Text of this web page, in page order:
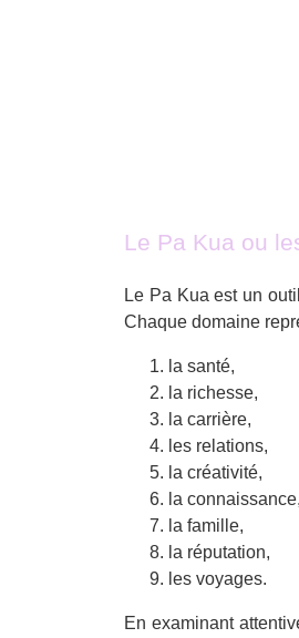
Le Pa Kua ou
Le Pa Kua est un
Chaque domaine
la santé,
la richesse,
la carrière,
les relations,
la créativité,
la connaissance,
la famille,
la réputation,
les voyages.
En examinant